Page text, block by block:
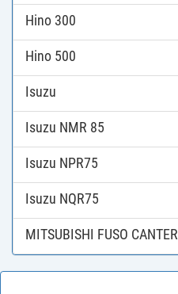
Hino 300
Hino 500
Isuzu
Isuzu NMR 85
Isuzu NPR75
Isuzu NQR75
MITSUBISHI FUSO CANTER